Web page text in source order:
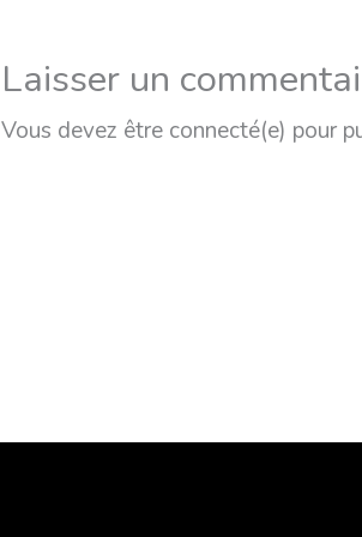
Laisser un
Vous devez être connecté(e) pour